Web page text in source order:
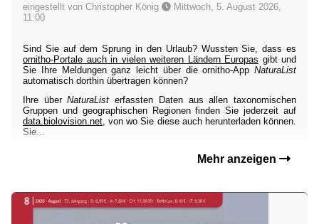
eingestellt von Christopher König
Mittwoch, 5. August 2026,
11:00
Sind Sie auf dem Sprung in den Urlaub? Wussten Sie, dass es
ornitho-Portale auch in vielen weiteren Ländern Europas gibt und
Sie Ihre Meldungen ganz leicht über die ornitho-App NaturaList
automatisch dorthin übertragen können?
Ihre überNaturaList erfassten Daten aus allen taxonomischen
Gruppen und geographischen Regionen finden Sie jederzeit auf
data.biolovision.net, von wo Sie diese auch herunterladen können.
Sie...
Mehr anzeigen